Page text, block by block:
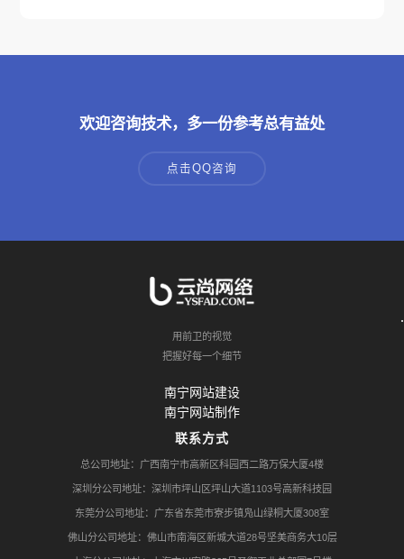
欢迎咨询技术，多一份参考总有益处
点击QQ咨询
用前卫的视觉
把握好每一个细节
南宁网站建设
南宁网站制作
联系方式
总公司地址：广西南宁市高新区科园西二路万保大厦4楼
深圳分公司地址：深圳市坪山区坪山大道1103号高新科技园
东莞分公司地址：广东省东莞市寮步镇凫山绿桐大厦308室
佛山分公司地址：佛山市南海区新城大道28号坚美商务大10层